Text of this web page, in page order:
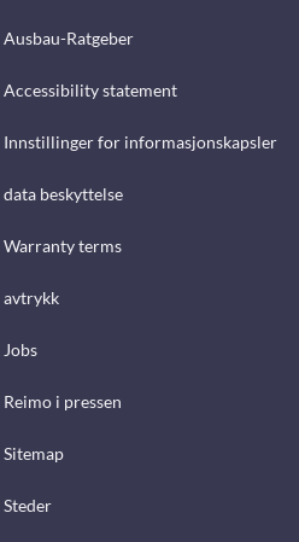
Ausbau-Ratgeber
Accessibility statement
Innstillinger for informasjonskapsler
data beskyttelse
Warranty terms
avtrykk
Jobs
Reimo i pressen
Sitemap
Steder